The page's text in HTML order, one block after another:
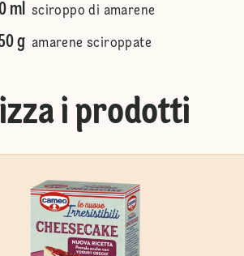
ml sciroppo di amarene
g amarene sciroppate
i prodotti